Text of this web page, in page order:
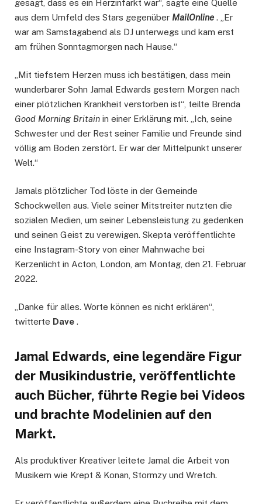
gesagt, dass es ein Herzinfarkt war“, sagte eine Quelle
aus dem Umfeld des Stars gegenüber MailOnline . „Er
war am Samstagabend als DJ unterwegs und kam erst
am frühen Sonntagmorgen nach Hause.“
„Mit tiefstem Herzen muss ich bestätigen, dass mein
wunderbarer Sohn Jamal Edwards gestern Morgen nach
einer plötzlichen Krankheit verstorben ist“, teilte Brenda
Good Morning Britain in einer Erklärung mit. „Ich, seine
Schwester und der Rest seiner Familie und Freunde sind
völlig am Boden zerstört. Er war der Mittelpunkt unserer
Welt.“
Jamals plötzlicher Tod löste in der Gemeinde
Schockwellen aus. Viele seiner Mitstreiter nutzten die
sozialen Medien, um seiner Lebensleistung zu gedenken
und seinen Geist zu verewigen. Skepta veröffentlichte
eine Instagram-Story von einer Mahnwache bei
Kerzenlicht in Acton, London, am Montag, den 21. Februar
2022.
„Danke für alles. Worte können es nicht erklären“,
twitterte Dave .
Jamal Edwards, eine legendäre Figur
der Musikindustrie, veröffentlichte
auch Bücher, führte Regie bei Videos
und brachte Modelinien auf den
Markt.
Als produktiver Kreativer leitete Jamal die Arbeit von
Musikern wie Krept & Konan, Stormzy und Wretch.